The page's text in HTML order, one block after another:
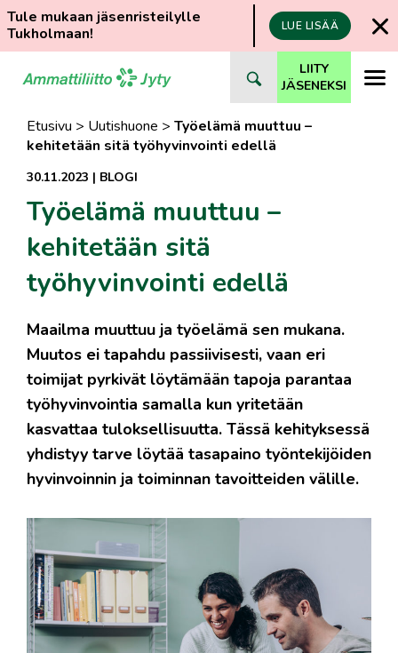
Tule mukaan jäsenristeilylle
Tukholmaan!
LUE LISÄÄ
suoraan
LIITY
JÄSENEKSI
Etusivu > Uutishuone > Työelämä muuttuu –
kehitetään sitä työhyvinvointi edellä
30.11.2023 | BLOGI
Työelämä muuttuu –
kehitetään sitä
työhyvinvointi edellä
Maailma muuttuu ja työelämä sen mukana.
Muutos ei tapahdu passiivisesti, vaan eri
toimijat pyrkivät löytämään tapoja parantaa
työhyvinvointia samalla kun yritetään
kasvattaa tuloksellisuutta. Tässä kehityksessä
yhdistyy tarve löytää tasapaino työntekijöiden
hyvinvoinnin ja toiminnan tavoitteiden välille.